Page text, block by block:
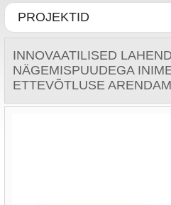
PROJEKTID
INNOVAATILISED
NÄGEMISPUUDEGA
ETTEVÕTLUSE